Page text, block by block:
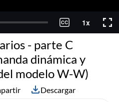
- parte C
dinámica y
modelo W-W)
Descargar